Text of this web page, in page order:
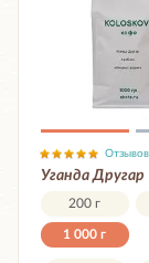
Уганда Другар
200 г
1 000 г